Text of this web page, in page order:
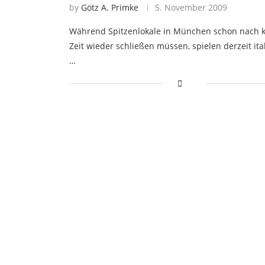
by Götz A. Primke 5. November 2009
Während Spitzenlokale in München schon nach
Zeit wieder schließen müssen, spielen derzeit
…